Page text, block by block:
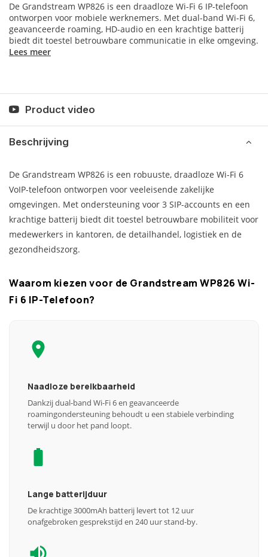
De Grandstream WP826 is een draadloze Wi-Fi 6 IP-telefoon
ontworpen voor mobiele werknemers. Met dual-band Wi-Fi 6,
geavanceerde roaming, HD-audio en een krachtige batterij
biedt dit toestel betrouwbare communicatie in elke omgeving.
Lees meer
Product video
Beschrijving
De Grandstream WP826 is een robuuste, draadloze Wi-Fi 6
VoIP-telefoon ontworpen voor veeleisende zakelijke
omgevingen. Met ondersteuning voor 3 SIP-accounts en een
krachtige batterij biedt dit toestel betrouwbare mobiliteit voor
medewerkers in kantoren, de detailhandel, logistiek en de
gezondheidszorg.
Waarom kiezen voor de Grandstream WP826 Wi-
Fi 6 IP-Telefoon?
Naadloze bereikbaarheid
Dankzij dual-band Wi-Fi 6 en geavanceerde
roamingondersteuning behoudt u een stabiele verbinding
terwijl u door het pand loopt.
Lange batterijduur
De krachtige 3000mAh batterij levert tot 12 uur
onafgebroken gesprekstijd en 240 uur stand-by.